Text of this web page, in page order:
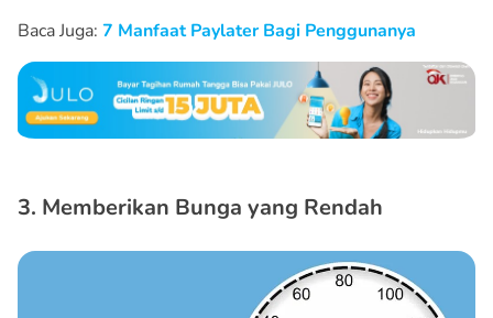
Baca Juga: 7 Manfaat Paylater Bagi Penggunanya
3. Memberikan Bunga yang Rendah